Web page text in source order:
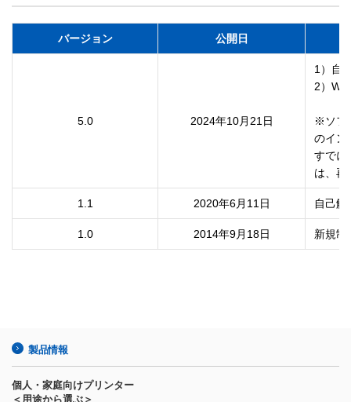
バージョン 公開日
5.0 2024年10月21日
1）自
2）
※ソフ
のイン
すでに
は、再
1.1 2020年6月11日 自己解
1.0 2014年9月18日 新規制
製品情報
個人・家庭向けプリンター
＜用途から選ぶ＞